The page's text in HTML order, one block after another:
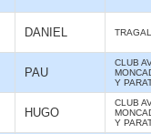
DANIEL
PAU
CLUB
Y
HUGO
CLUB
Y